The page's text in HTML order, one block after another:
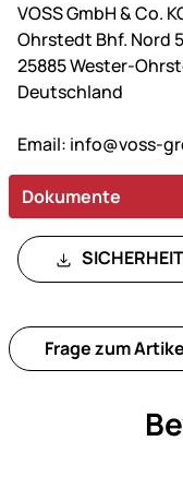
VOSS GmbH & Co.
Ohrstedt Bhf. Nord 5
25885 Wester-
Deutschland
Email: info@voss-
Dokumente
Frage zum